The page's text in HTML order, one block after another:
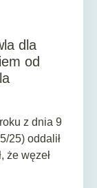
dla
od
z dnia 9
25) oddalił
że węzeł